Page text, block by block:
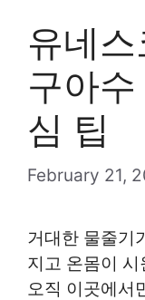
유네
구아
심 팁
February 21,
거대한 물줄기
지고 온몸이
오직 이곳에서